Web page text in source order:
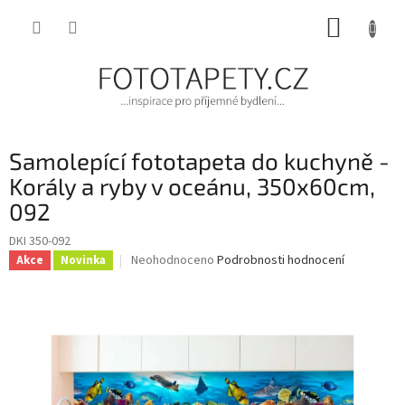
Samolepící fototapeta do kuchyně -
Korály a ryby v oceánu, 350x60cm,
092
DKI 350-092
Akce Novinka
Průměrné
hvězdiček.
Neohodnoceno Podrobnosti hodnocení